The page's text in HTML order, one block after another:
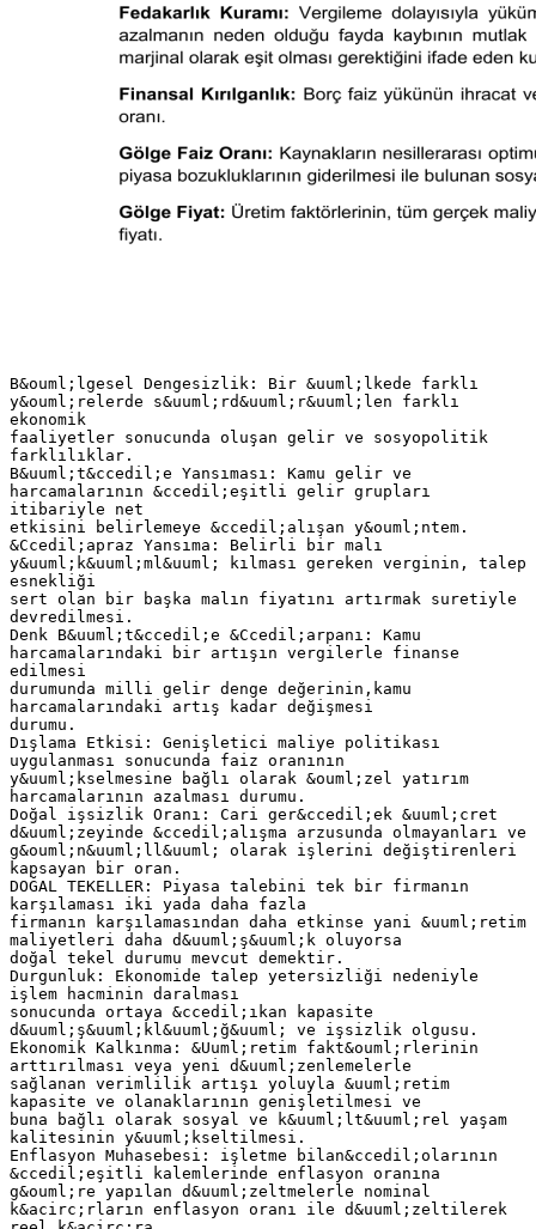
B&ouml;lgesel Dengesizlik: Bir &uuml;lkede farklı
y&ouml;relerde s&uuml;rd&uuml;r&uuml;len farklı
ekonomik
faaliyetler sonucunda oluşan gelir ve sosyopolitik
farklılıklar.
B&uuml;t&ccedil;e Yansıması: Kamu gelir ve
harcamalarının &ccedil;eşitli gelir grupları
itibariyle net
etkisini belirlemeye &ccedil;alışan y&ouml;ntem.
&Ccedil;apraz Yansıma: Belirli bir malı
y&uuml;k&uuml;ml&uuml; kılması gereken verginin, talep
esnekliği
sert olan bir başka malın fiyatını artırmak suretiyle
devredilmesi.
Denk B&uuml;t&ccedil;e &Ccedil;arpanı: Kamu
harcamalarındaki bir artışın vergilerle finanse
edilmesi
durumunda milli gelir denge değerinin,kamu
harcamalarındaki artış kadar değişmesi
durumu.
Dışlama Etkisi: Genişletici maliye politikası
uygulanması sonucunda faiz oranının
y&uuml;kselmesine bağlı olarak &ouml;zel yatırım
harcamalarının azalması durumu.
Doğal işsizlik Oranı: Cari ger&ccedil;ek &uuml;cret
d&uuml;zeyinde &ccedil;alışma arzusunda olmayanları ve
g&ouml;n&uuml;ll&uuml; olarak işlerini değiştirenleri
kapsayan bir oran.
DOĞAL TEKELLER: Piyasa talebini tek bir firmanın
karşılaması iki yada daha fazla
firmanın karşılamasından daha etkinse yani &uuml;retim
maliyetleri daha d&uuml;ş&uuml;k oluyorsa
doğal tekel durumu mevcut demektir.
Durgunluk: Ekonomide talep yetersizliği nedeniyle
işlem hacminin daralması
sonucunda ortaya &ccedil;ıkan kapasite
d&uuml;ş&uuml;kl&uuml;ğ&uuml; ve işsizlik olgusu.
Ekonomik Kalkınma: &Uuml;retim fakt&ouml;rlerinin
arttırılması veya yeni d&uuml;zenlemelerle
sağlanan verimlilik artışı yoluyla &uuml;retim
kapasite ve olanaklarının genişletilmesi ve
buna bağlı olarak sosyal ve k&uuml;lt&uuml;rel yaşam
kalitesinin y&uuml;kseltilmesi.
Enflasyon Muhasebesi: işletme bilan&ccedil;olarının
&ccedil;eşitli kalemlerinde enflasyon oranına
g&ouml;re yapılan d&uuml;zeltmelerle nominal
k&acirc;rların enflasyon oranı ile d&uuml;zeltilerek